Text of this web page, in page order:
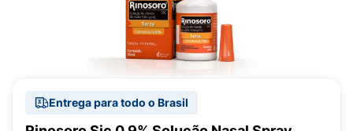
Entrega para todo o Brasil